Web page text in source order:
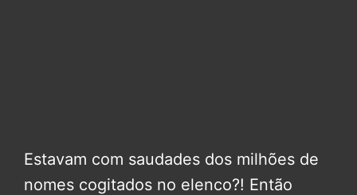
Estavam com saudades dos milhões de
nomes cogitados no elenco?! Então